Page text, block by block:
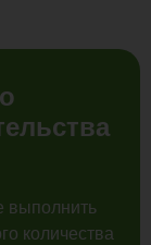
выполнить
количества